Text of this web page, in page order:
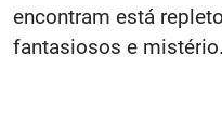
encontram está
fantasiosos e mistério.